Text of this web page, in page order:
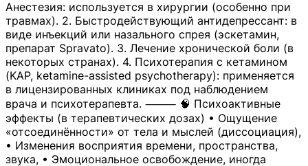
Анестезия: используется в хирургии (особенно при
травмах). 2. Быстродействующий антидепрессант: в
виде инъекций или назального спрея (эскетамин,
препарат Spravato). 3. Лечение хронической боли (в
некоторых странах). 4. Психотерапия с кетамином
(KAP, ketamine-assisted psychotherapy): применяется
в лицензированных клиниках под наблюдением
врача и психотерапевта. ⸻ 🧠 Психоактивные
эффекты (в терапевтических дозах) • Ощущение
«отсоединённости» от тела и мыслей (диссоциация),
• Изменения восприятия времени, пространства,
звука, • Эмоциональное освобождение, иногда